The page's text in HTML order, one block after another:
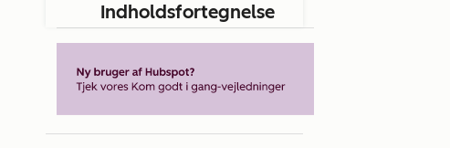
Indholdsfortegnelse